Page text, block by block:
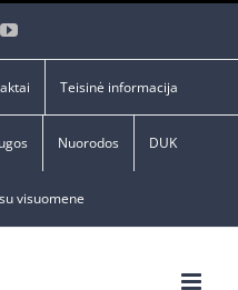
YouTube
Teisinė informacija
Nuorodos DUK
visuomene